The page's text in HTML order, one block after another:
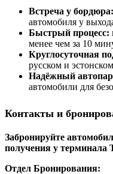
Встреча у бордюра:
автомобиля у
Быстрый процесс:
менее чем за 10
Круглосуточная
русском и
Надёжный
автомобили для
Контакты и
Забронируйте
получения у терминала
Отдел Бронирования: